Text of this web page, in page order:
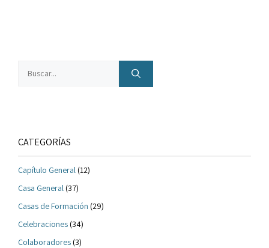
CATEGORÍAS
Capítulo General (12)
Casa General (37)
Casas de Formación (29)
Celebraciones (34)
Colaboradores (3)